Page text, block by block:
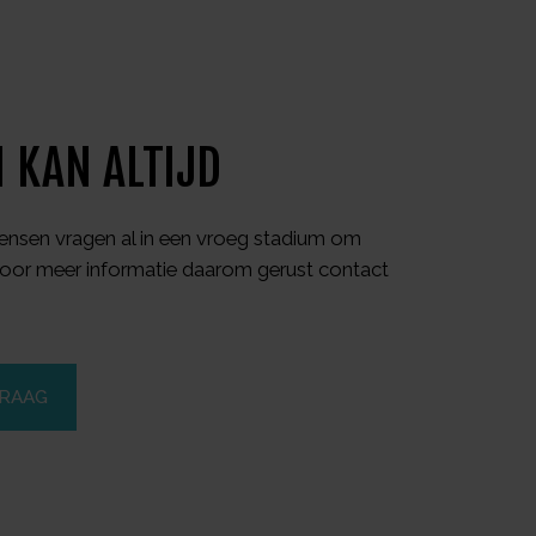
KAN ALTIJD
vragen al in een vroeg stadium om
meer informatie daarom gerust contact